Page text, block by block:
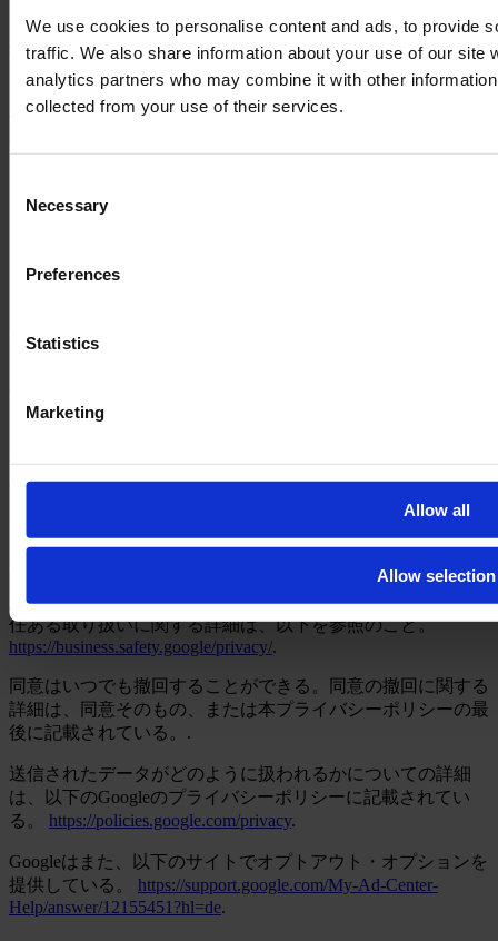
We use cookies to personalise content and ads, to provide
traffic. We also share information about your use of our site
analytics partners who may combine it with other
collected from your use of their services.
Selection
Necessary
Preferences
Statistics
Marketing
Allow all
Allow selection
処理のため、本サービスおよびまたは当社は、以下のデータ
を収集する：ユーザーの広告への関心に関するデータ、当社
ウェブサイトに関連する広告とユーザーの相互作用、以前に
Google広告をクリックしたユーザーによる当社ウェブサイト
ービスからのその他のデータ。.
サイトはGoogle Ireland Limitedのサーバーに接続し、必要な
View, CA 94043, United States）のサーバーに転送されること
ックグラウンドサービスを提供するために、他のGoogleサー
Google Tag Manager、Google Marketing Platform、Google Fonts
などの他のGoogleサービスによる、Googleのプライバシーポ
リシーに従った、Google自身のデータ保護責任の下での処理
が含まれる場合がある。EU US Data Privacy Frameworkに基
づくプロバイダの認証は、以下からアクセスできる。
https://www.dataprivacyframework.gov/list. .ビジネスデータの責
任ある取り扱いに関する詳細は、以下を参照のこと。
https://business.safety.google/privacy/.
同意はいつでも撤回することができる。同意の撤回に関する
詳細は、同意そのもの、または本プライバシーポリシーの最
後に記載されている。.
送信されたデータがどのように扱われるかについての詳細
は、以下のGoogleのプライバシーポリシーに記載されてい
る。 https://policies.google.com/privacy.
Googleはまた、以下のサイトでオプトアウト・オプションを
提供している。 https://support.google.com/My-Ad-Center-
Help/answer/12155451?hl=de.